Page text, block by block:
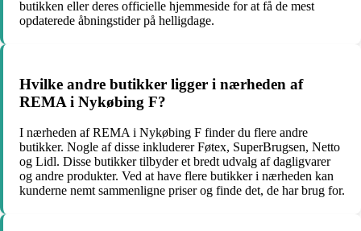
butikken eller deres officielle hjemmeside for at få de mest
opdaterede åbningstider på helligdage.
Hvilke andre butikker ligger i nærheden af
REMA i Nykøbing F?
I nærheden af REMA i Nykøbing F finder du flere andre
butikker. Nogle af disse inkluderer Føtex, SuperBrugsen, Netto
og Lidl. Disse butikker tilbyder et bredt udvalg af dagligvarer
og andre produkter. Ved at have flere butikker i nærheden kan
kunderne nemt sammenligne priser og finde det, de har brug for.